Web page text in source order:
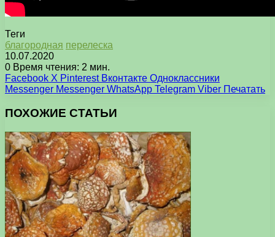
Теги
благородная перелеска
10.07.2020
0 Время чтения: 2 мин.
Facebook X Pinterest Вконтакте Одноклассники
Messenger Messenger WhatsApp Telegram Viber Печатать
ПОХОЖИЕ СТАТЬИ